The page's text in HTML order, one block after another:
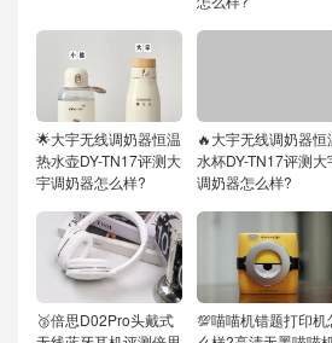
🌟大宇无线调奶器恒温
热水壶DY-TN17评测大
宇调奶器怎么样?
🔥大宇无线调奶器恒
水杯DY-TN17评测大
调奶器怎么样?
🥉倍思D02Pro头戴式
💯喵喵机错题打印机